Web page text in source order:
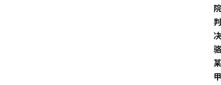
院
判
决
骆
某
甲